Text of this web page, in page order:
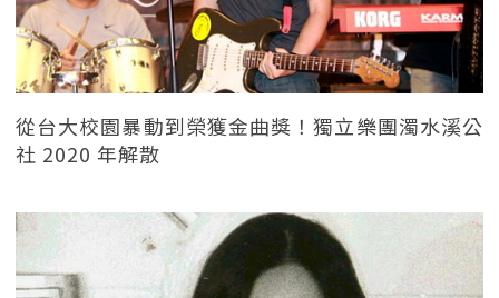
從台大校園暴動到榮獲金曲獎！獨立樂團濁水溪公
社 2020 年解散